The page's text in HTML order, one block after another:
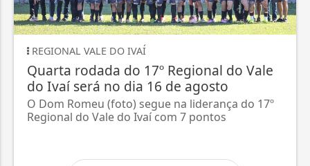
REGIONAL VALE DO IVAÍ
Quarta rodada do 17º Regional do Vale
do Ivaí será no dia 16 de agosto
O Dom Romeu (foto) segue na liderança do 17º
Regional do Vale do Ivaí com 7 pontos